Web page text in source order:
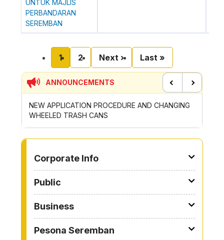
UNTUK MAJLIS
PERBANDARAN
SEREMBAN
PaginationCurrent page
1 Page
2 Next page
Next › Last page
Last »
ANNOUNCEMENTS
NEW APPLICATION PROCEDURE AND CHANGING
WHEELED TRASH CANS
Corporate Info
Public
Business
Pesona Seremban